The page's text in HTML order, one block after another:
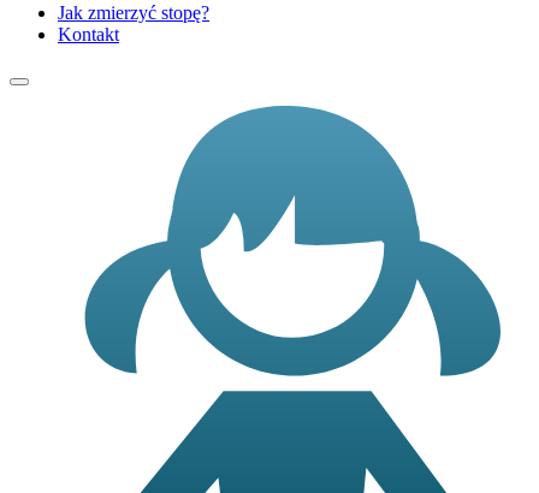
Jak zmierzyć stopę?
Kontakt